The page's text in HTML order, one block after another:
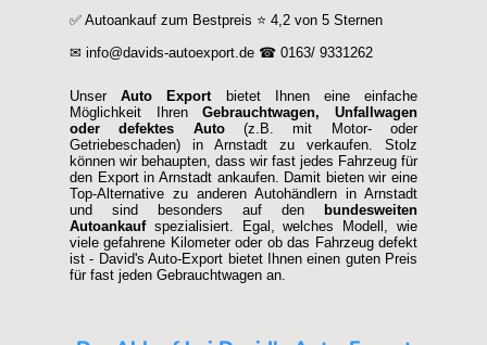
✅ Autoankauf zum Bestpreis ⭐ 4,2 von 5 Sternen
✉ info@davids-autoexport.de ☎ 0163/ 9331262
UnserAuto Exportbietet Ihnen eine einfache
Möglichkeit IhrenGebrauchtwagen, Unfallwagen
oder defektes Auto(z.B. mit Motor- oder
Getriebeschaden) in Arnstadt zu verkaufen. Stolz
können wir behaupten, dass wir fast jedes Fahrzeug für
den Export in Arnstadt ankaufen. Damit bieten wir eine
Top-Alternative zu anderen Autohändlern in Arnstadt
und sind besonders auf den
bundesweiten
Autoankaufspezialisiert. Egal, welches Modell, wie
viele gefahrene Kilometer oder ob das Fahrzeug defekt
ist - David's Auto-Export bietet Ihnen einen guten Preis
für fast jeden Gebrauchtwagen an.